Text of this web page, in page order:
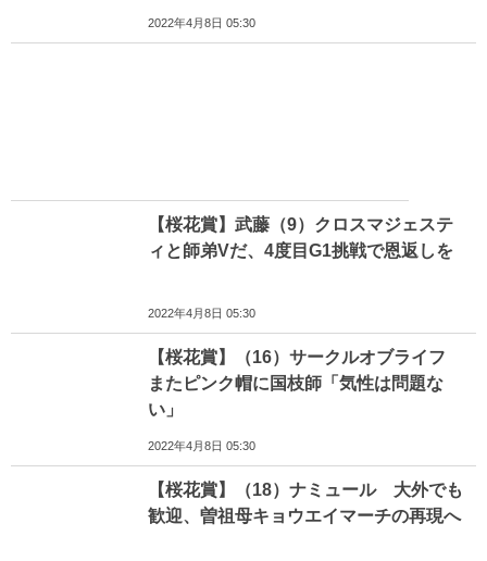
2022年4月8日 05:30
【桜花賞】武藤（9）クロスマジェステ
ィと師弟Vだ、4度目G1挑戦で恩返しを
2022年4月8日 05:30
【桜花賞】（16）サークルオブライフ
またピンク帽に国枝師「気性は問題な
い」
2022年4月8日 05:30
【桜花賞】（18）ナミュール 大外でも
歓迎、曽祖母キョウエイマーチの再現へ